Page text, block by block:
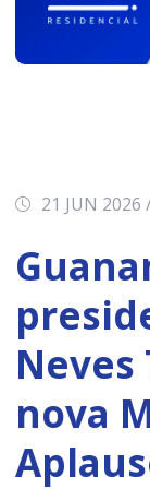
21 JUN 2026
Neves
nova